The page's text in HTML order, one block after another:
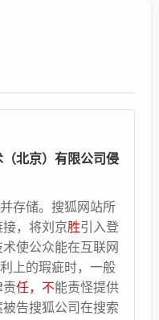
北京）有限公司侵
存储。搜狐网站所
接，将刘京胜引入登
使公众能在互联网
上的瑕疵时，一般
责任，不能责怪提供
告搜狐公司在搜索